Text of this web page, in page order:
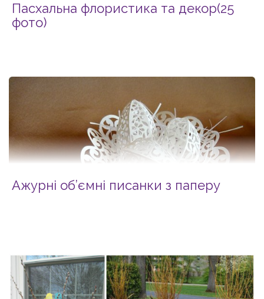
Пасхальна флористика та декор(25
фото)
Ажурні об’ємні писанки з паперу